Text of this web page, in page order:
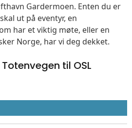
Gardermoen. Enten du er
ut på eventyr, en
har et viktig møte, eller en
Norge, har vi deg dekket.
til OSL